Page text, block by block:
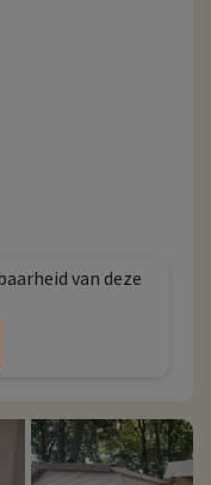
van deze